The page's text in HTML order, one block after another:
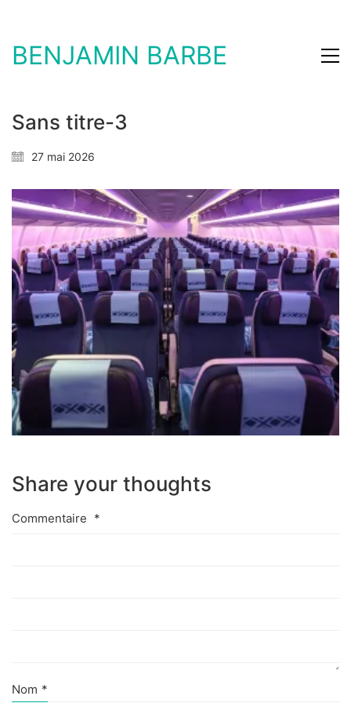
BENJAMIN BARBE
Sans titre-3
27 mai 2026
Share your thoughts
Commentaire *
Nom *